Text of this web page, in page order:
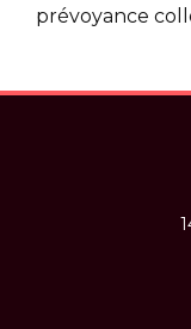
prévoyance